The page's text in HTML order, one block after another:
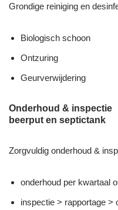
Grondige reiniging en
Biologisch schoon
Ontzuring
Geurverwijdering
Onderhoud & inspectie
beerput en septictank
Zorgvuldig onderhoud &
onderhoud per kwartaal
inspectie > rapportage >